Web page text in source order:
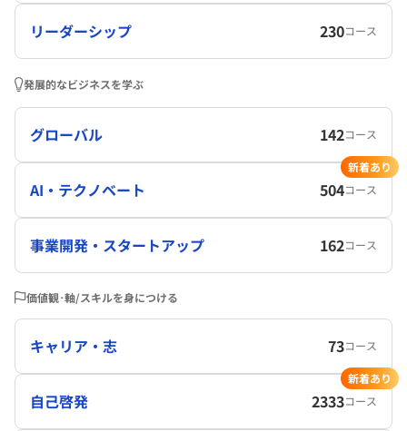
リーダーシップ 230コース
発展的なビジネスを学ぶ
グローバル 142コース
AI・テクノベート 504コース
新着あり
事業開発・スタートアップ 162コース
価値観･軸/スキルを身につける
キャリア・志 73コース
自己啓発 2333コース
新着あり